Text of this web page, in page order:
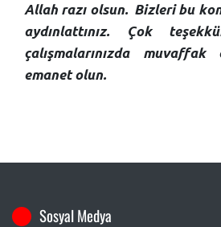
Allah razı olsun. Bizleri bu
aydınlattınız. Çok
çalışmalarınızda muvaffak
emanet olun.
Sosyal Medya